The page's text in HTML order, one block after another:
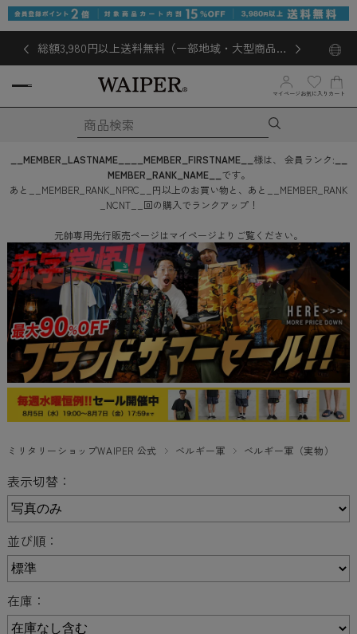
総額3,980円以上送料無料（一部地域・大型商品対
象外あり）
マイページ お気に入り カート
__MEMBER_LASTNAME__ __MEMBER_FIRSTNAME__ 様は、 会員ランク:
MEMBER_RANK_NAME__ です。
あと
__MEMBER_RANK_NPRC__ 円以上のお買い物と、あと
__MEMBER_RANK
_NCNT__ 回の購入でランクアップ！
元帥専用先行販売ページはマイページよりご覧ください。
ミリタリーショップWAIPER 公式 ベルギー軍 ベルギー軍（実物）
表示切替：
並び順：
在庫：